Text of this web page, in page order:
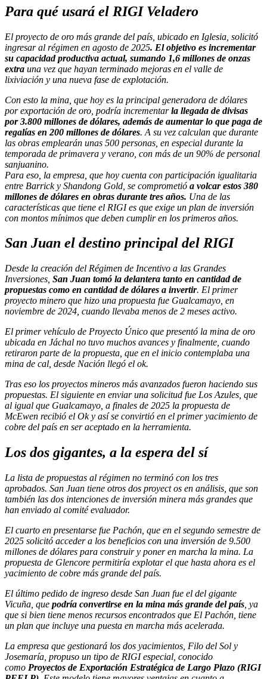
Para qué usará el RIGI Veladero
El proyecto de oro más grande del país, ubicado en Iglesia, solicitó
ingresar al régimen en agosto de 2025. El objetivo es incrementar
su capacidad productiva actual, sumando 1,6 millones de onzas
extra una vez que hayan terminado mejoras en el valle de
lixiviación y una nueva fase de explotación.
Con esto la mina, que hoy es la principal generadora de dólares
por exportación de oro, podría incrementarla llegada de divisas
por 3.800 millones de dólares, además de aumentar lo que paga de
regalías en 200 millones de dólares. A su vez calculan que durante
las obras emplearán unas 500 personas, en especial durante la
temporada de primavera y verano, con más de un 90% de personal
sanjuanino.
Para eso, la empresa, que hoy cuenta con participación igualitaria
entre Barrick y Shandong Gold, se comprometió a volcar estos 380
millones de dólares en obras durante tres años. Una de las
características que tiene el RIGI es que exige un plan de inversión
con montos mínimos que deben cumplir en los primeros años.
San Juan el destino principal del RIGI
Desde la creación del Régimen de Incentivo a las Grandes
Inversiones, San Juan tomó la delantera tanto en cantidad de
propuestas como en cantidad de dólares a invertir. El primer
proyecto minero que hizo una propuesta fue Gualcamayo, en
noviembre de 2024, cuando llevaba menos de 2 meses activo.
El primer vehículo de Proyecto Único que presentó la mina de oro
ubicada en Jáchal no tuvo muchos avances y finalmente, cuando
retiraron parte de la propuesta, que en el inicio contemplaba una
mina de cal, desde Nación llegó el ok.
Tras eso los proyectos mineros más avanzados fueron haciendo sus
propuestas. El siguiente en enviar una solicitud fue Los Azules, que
al igual que Gualcamayo, a finales de 2025 la propuesta de
McEwen recibió el Ok y así se convirtió en el primer yacimiento de
cobre del país en ser aceptado en la herramienta.
Los dos gigantes, a la espera del sí
La lista de propuestas al régimen no terminó con los tres
aprobados. San Juan tiene otros dos proyect os en análisis, que son
también las dos intenciones de inversión minera más grandes que
han enviado al comité evaluador.
El cuarto en presentarse fue Pachón, que en el segundo semestre de
2025 solicitó acceder a los beneficios con una inversión de 9.500
millones de dólares para construir y poner en marcha la mina. La
propuesta de Glencore permitiría explotar el que hasta ahora es el
yacimiento de cobre más grande del país.
El último pedido de ingreso desde San Juan fue el del gigante
Vicuña, que podría convertirse en la mina más grande del país , ya
que si bien tiene menos recursos encontrados que El Pachón, tiene
un plan que incluye una puesta en marcha más acelerada.
La empresa que gestionará los dos yacimientos, Filo del Sol y
Josemaría, propuso un tipo de RIGI especial, conocido
como Proyectos de Exportación Estratégica de Largo Plazo (RIGI